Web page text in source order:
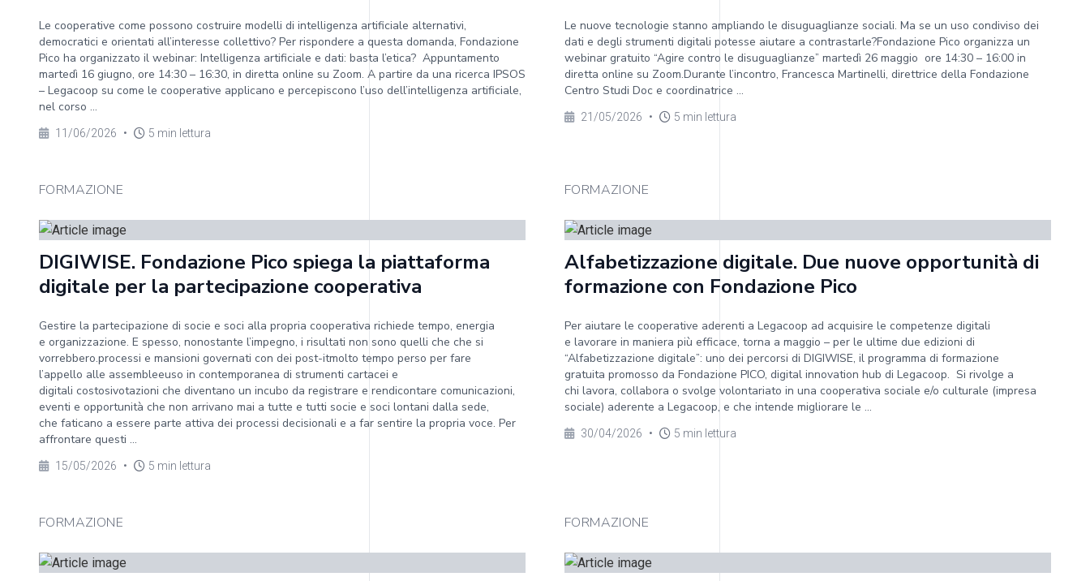
Le cooperative come possono costruire modelli di intelligenza artificiale alternativi,
democratici e orientati all’interesse collettivo? Per rispondere a questa domanda, Fondazione
Pico ha organizzato il webinar: Intelligenza artificiale e dati: basta l’etica? Appuntamento
martedì 16 giugno, ore 14:30 – 16:30, in diretta online su Zoom. A partire da una ricerca IPSOS
– Legacoop su come le cooperative applicano e percepiscono l’uso dell’intelligenza artificiale,
nel corso ...
11/06/2026 • 5 min lettura
Le nuove tecnologie stanno ampliando le disuguaglianze sociali. Ma se un uso condiviso dei
dati e degli strumenti digitali potesse aiutare a contrastarle?Fondazione Pico organizza un
webinar gratuito “Agire contro le disuguaglianze” martedì 26 maggio ore 14:30 – 16:00 in
diretta online su Zoom.Durante l’incontro, Francesca Martinelli, direttrice della Fondazione
Centro Studi Doc e coordinatrice ...
21/05/2026 • 5 min lettura
FORMAZIONE
DIGIWISE. Fondazione Pico spiega la piattaforma
digitale per la partecipazione cooperativa
Gestire la partecipazione di socie e soci alla propria cooperativa richiede tempo, energia
e organizzazione. E spesso, nonostante l’impegno, i risultati non sono quelli che che si
vorrebbero.processi e mansioni governati con dei post-itmolto tempo perso per fare
l’appello alle assembleeuso in contemporanea di strumenti cartacei e
digitali costosivotazioni che diventano un incubo da registrare e rendicontare comunicazioni,
eventi e opportunità che non arrivano mai a tutte e tutti socie e soci lontani dalla sede,
che faticano a essere parte attiva dei processi decisionali e a far sentire la propria voce. Per
affrontare questi ...
15/05/2026 • 5 min lettura
FORMAZIONE
Alfabetizzazione digitale. Due nuove opportunità di
formazione con Fondazione Pico
Per aiutare le cooperative aderenti a Legacoop ad acquisire le competenze digitali
e lavorare in maniera più efficace, torna a maggio – per le ultime due edizioni di
“Alfabetizzazione digitale”: uno dei percorsi di DIGIWISE, il programma di formazione
gratuita promosso da Fondazione PICO, digital innovation hub di Legacoop. Si rivolge a
chi lavora, collabora o svolge volontariato in una cooperativa sociale e/o culturale (impresa
sociale) aderente a Legacoop, e che intende migliorare le ...
30/04/2026 • 5 min lettura
FORMAZIONE FORMAZIONE